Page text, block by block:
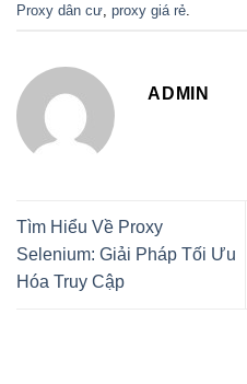
Proxy dân cư proxy giá rẻ
ADMIN
Tìm Hiểu Về Proxy
Selenium: Giải Pháp Tối Ưu
Hóa Truy Cập